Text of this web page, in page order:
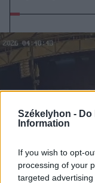
Székelyhon - Do
Information
If you wish to opt-
processing of your
targeted